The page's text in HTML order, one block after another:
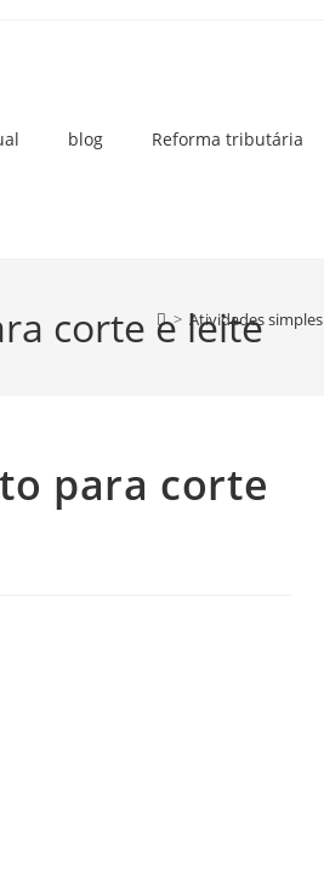
blog Reforma tributária
corte e leite
> Atividades simples
para corte